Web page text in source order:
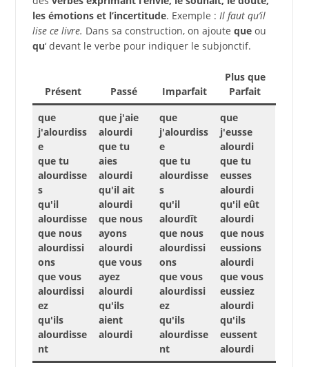
les émotions et l’incertitude. Exemple : Il faut qu’il
lise ce livre. Dans sa construction, on ajoute queou
qu‘ devant le verbe pour indiquer le subjonctif.
Présent Passé Imparfait
Plus que
Parfait
que
j'alourdiss
e
que tu
alourdisse
s
qu'il
alourdisse
que nous
alourdissi
ons
que vous
alourdissi
ez
qu'ils
alourdisse
nt
que j'aie
alourdi
que tu
aies
alourdi
qu'il ait
alourdi
que nous
ayons
alourdi
que vous
ayez
alourdi
qu'ils
aient
alourdi
que
j'alourdiss
e
que tu
alourdisse
s
qu'il
alourdît
que nous
alourdissi
ons
que vous
alourdissi
ez
qu'ils
alourdisse
nt
que
j'eusse
alourdi
que tu
eusses
alourdi
qu'il eût
alourdi
que nous
eussions
alourdi
que vous
eussiez
alourdi
qu'ils
eussent
alourdi